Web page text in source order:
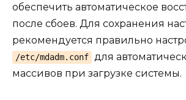
обеспечить автоматическое
после сбоев. Для сохранения
рекомендуется правильно
/etc/mdadm.conf
для
массивов при загрузке системы.